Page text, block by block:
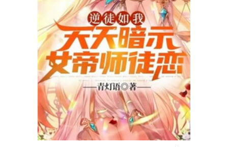
Truyện Convert
Truyện Dịch
Truyện Nhập Môn